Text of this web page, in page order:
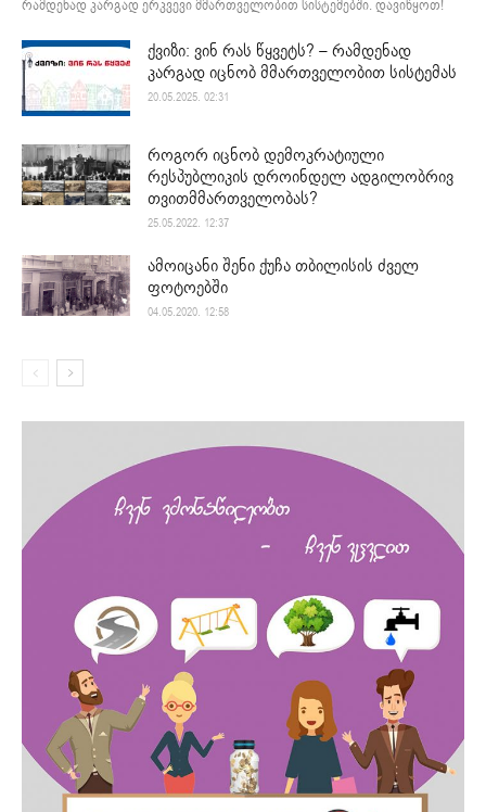
რამდენად კარგად ერკვევი მმართველობით სისტემებში. დავიწყოთ!
ქვიზი: ვინ რას წყვეტს? – რამდენად
კარგად იცნობ მმართველობით სისტემას
20.05.2025. 02:31
როგორ იცნობ დემოკრატიული
რესპუბლიკის დროინდელ ადგილობრივ
თვითმმართველობას?
25.05.2022. 12:37
ამოიცანი შენი ქუჩა თბილისის ძველ
ფოტოებში
04.05.2020. 12:58